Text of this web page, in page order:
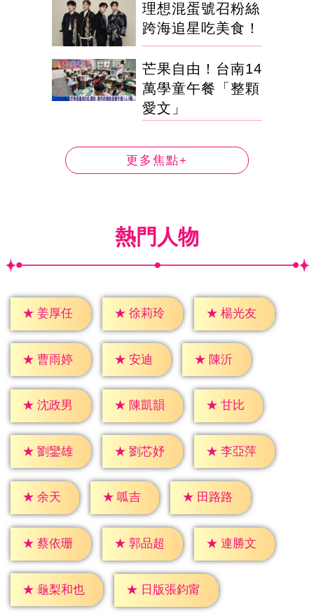
理想混蛋號召粉絲
跨海追星吃美食！
芒果自由！台南14
萬學童午餐「整顆
愛文」
更多焦點+
熱門人物
★ 姜厚任 ★ 徐莉玲 ★ 楊光友
★ 曹雨婷 ★ 安迪 ★ 陳沂
★ 沈政男 ★ 陳凱韻 ★ 甘比
★ 劉鑾雄 ★ 劉芯妤 ★ 李亞萍
★ 余天 ★ 呱吉 ★ 田路路
★ 蔡依珊 ★ 郭品超 ★ 連勝文
★ 龜梨和也 ★ 日版張鈞甯